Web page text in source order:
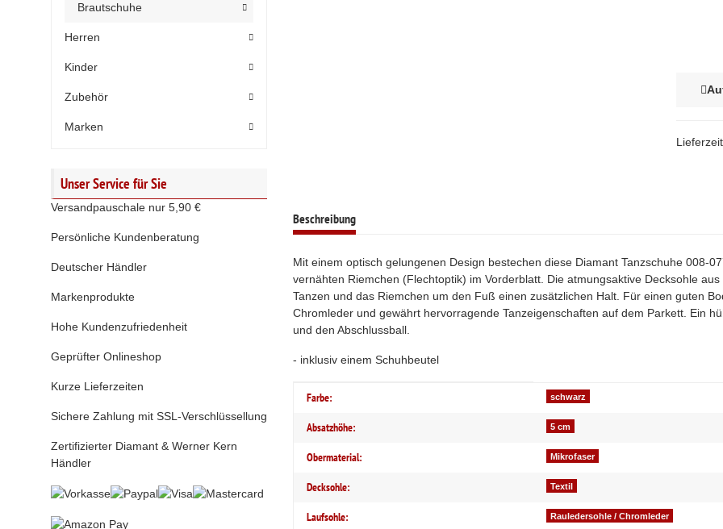
Beschreibung
Mit einem optisch gelungenen Design bestechen diese Diamant Tanzschuhe 008-
vernähten Riemchen (Flechtoptik) im Vorderblatt. Die atmungsaktive Decksohle
Tanzen und das Riemchen um den Fuß einen zusätzlichen Halt. Für einen guten
Chromleder und gewährt hervorragende Tanzeigenschaften auf dem Parkett. Ein
und den Abschlussball.
- inklusiv einem Schuhbeutel
Produkteigenschaft
Wert
Farbe: schwarz
Absatzhöhe: 5 cm
Obermaterial: Mikrofaser
Decksohle: Textil
Laufsohle: Rauledersohle / Chromleder
Brautschuhe
Herren
Kinder
Zubehör
Marken
Unser Service für Sie
Versandpauschale nur 5,90 €
Persönliche Kundenberatung
Deutscher Händler
Markenprodukte
Hohe Kundenzufriedenheit
Geprüfter Onlineshop
Kurze Lieferzeiten
Sichere Zahlung mit SSL-Verschlüssellung
Zertifizierter Diamant & Werner Kern
Händler